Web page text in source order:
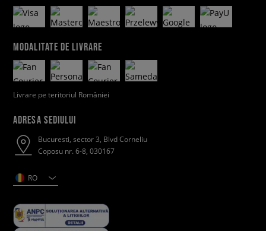
MODALITATE DE LIVRARE
Livrare pe teritoriul României
ADRESA SEDIULUI
Bucuresti, sector 3, Blvd Corneliu
Coposu nr. 6-8, 030167
RO